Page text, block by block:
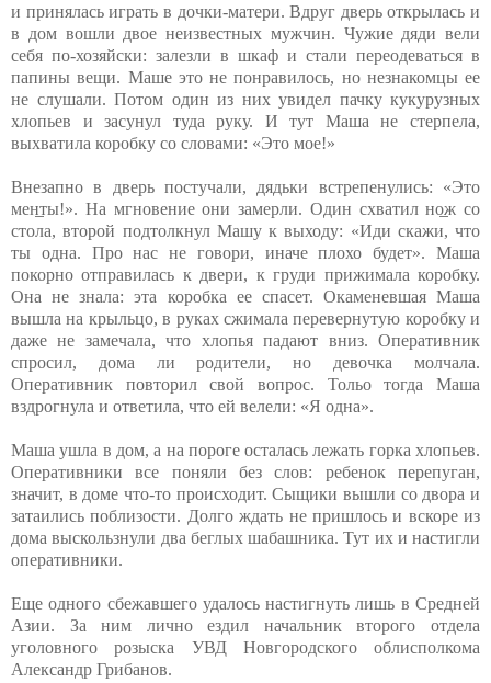
и принялась играть в дочки-матери. Вдруг дверь открылась и
в дом вошли двое неизвестных мужчин. Чужие дяди вели
себя по-хозяйски: залезли в шкаф и стали переодеваться в
папины вещи. Маше это не понравилось, но незнакомцы ее
не слушали. Потом один из них увидел пачку кукурузных
хлопьев и засунул туда руку. И тут Маша не стерпела,
выхватила коробку со словами: «Это мое!»
Внезапно в дверь постучали, дядьки встрепенулись: «Это
мен̲ты!». На мгновение они замерли. Один схватил но̲ж со
стола, второй подтолкнул Машу к выходу: «Иди скажи, что
ты одна. Про нас не говори, иначе плохо будет». Маша
покорно отправилась к двери, к груди прижимала коробку.
Она не знала: эта коробка ее спасет. Окаменевшая Маша
вышла на крыльцо, в руках сжимала перевернутую коробку и
даже не замечала, что хлопья падают вниз. Оперативник
спросил, дома ли родители, но девочка молчала.
Оперативник повторил свой вопрос. Тольо тогда Маша
вздрогнула и ответила, что ей велели: «Я одна».
Маша ушла в дом, а на пороге осталась лежать горка хлопьев.
Оперативники все поняли без слов: ребенок перепуган,
значит, в доме что-то происходит. Сыщики вышли со двора и
затаились поблизости. Долго ждать не пришлось и вскоре из
дома выскользнули два беглых шабашника. Тут их и настигли
оперативники.
Еще одного сбежавшего удалось настигнуть лишь в Средней
Азии. За ним лично ездил начальник второго отдела
уголовного розыска УВД Новгородского облисполкома
Александр Грибанов.